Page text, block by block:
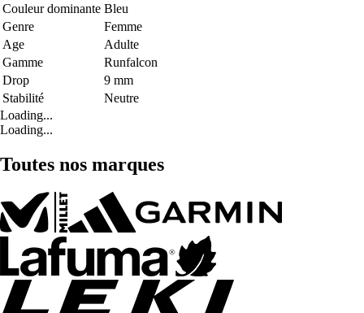
Couleur dominante Bleu
Genre
Femme
Age
Adulte
Gamme
Runfalcon
Drop
9 mm
Stabilité
Neutre
Loading...
Loading...
Toutes nos marques